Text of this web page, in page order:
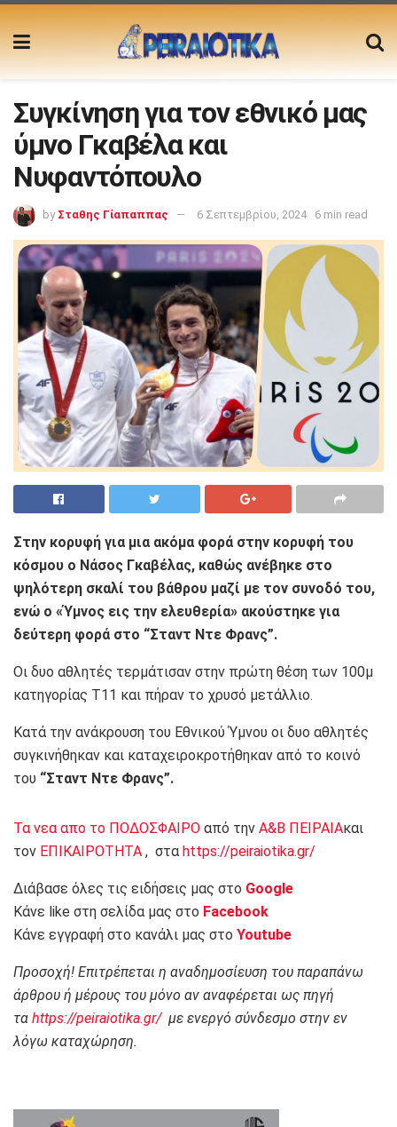
Συγκίνηση για τον εθνικό μας
ύμνο Γκαβέλα και
Νυφαντόπουλο
by Σταθης Γίαπαππας 6 Σεπτεμβρίου, 2024 6 min read
Στην κορυφή για μια ακόμα φορά στην κορυφή του
κόσμου ο Νάσος Γκαβέλας, καθώς ανέβηκε στο
ψηλότερη σκαλί του βάθρου μαζί με τον συνοδό του,
ενώ ο «Ύμνος εις την ελευθερία» ακούστηκε για
δεύτερη φορά στο “Σταντ Ντε Φρανς”.
Οι δυο αθλητές τερμάτισαν στην πρώτη θέση των 100μ
κατηγορίας T11 και πήραν το χρυσό μετάλλιο.
Κατά την ανάκρουση του Εθνικού Ύμνου οι δυο αθλητές
συγκινήθηκαν και καταχειροκροτήθηκαν από το κοινό
του “Σταντ Ντε Φρανς”.
Τα νεα απο το ΠΟΔΟΣΦΑΙΡΟ από την Α&Β ΠΕΙΡΑΙΑκαι
τον ΕΠΙΚΑΙΡΟΤΗΤΑ , στα https://peiraiotika.gr/
Διάβασε όλες τις ειδήσεις μας στο Google
Κάνε like στη σελίδα μας στο Facebook
Κάνε εγγραφή στο κανάλι μας στο Youtube
Προσοχή! Επιτρέπεται η αναδημοσίευση του παραπάνω
άρθρου ή μέρους του μόνο αν αναφέρεται ως πηγή
τα https://peiraiotika.gr/με ενεργό σύνδεσμο στην εν
λόγω καταχώρηση.